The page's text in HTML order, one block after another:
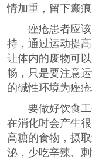
情加重，留下瘢痕
痤疮患者应该
持，通过运动提
让体内的废物可
畅，只是要注意
的碱性环境为痤
要做好饮食工
在消化时会产生
高糖的食物，摄
泌，少吃辛辣、